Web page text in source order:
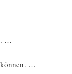
…
können. …